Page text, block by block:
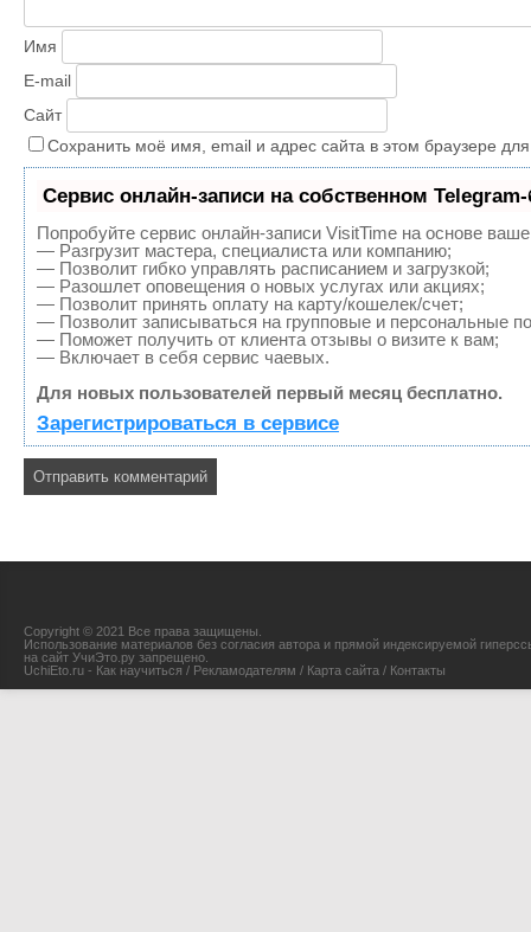
Имя
E-mail
Сайт
Сохранить моё имя, email и адрес сайта в этом браузере
Сервис онлайн-записи на собственном Telegram-
Попробуйте сервис онлайн-записи VisitTime на основе
— Разгрузит мастера, специалиста или компанию;
— Позволит гибко управлять расписанием и загрузкой;
— Разошлет оповещения о новых услугах или акциях;
— Позволит принять оплату на карту/кошелек/счет;
— Позволит записываться на групповые и персональные
— Поможет получить от клиента отзывы о визите к вам;
— Включает в себя сервис чаевых.
Для новых пользователей первый месяц бесплатно.
Зарегистрироваться в сервисе
Copyright © 2021 Все права защищены.
Использование материалов без согласия автора и прямой индексируемой
на сайт УчиЭто.ру запрещено.
UchiEto.ru - Как научиться / Рекламодателям / Карта сайта / Контакты